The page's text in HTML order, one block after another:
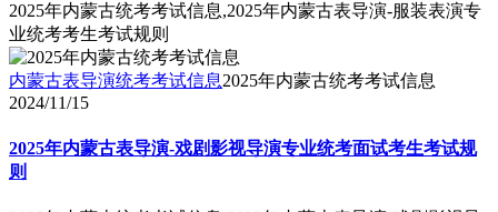
2025年内蒙古统考考试信息,2025年内蒙古表导演-服装表演专
业统考考生考试规则
内蒙古表导演统考考试信息2025年内蒙古统考考试信息
2024/11/15
2025年内蒙古表导演-戏剧影视导演专业统考面试考生考试规
则